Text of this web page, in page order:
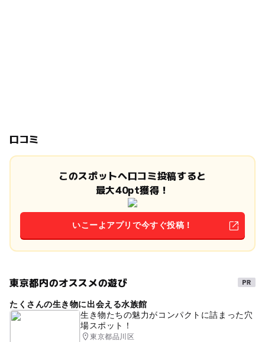
口コミ
このスポットへ口コミ投稿すると
最大40pt獲得！
いこーよアプリで今すぐ投稿！
東京都内のオススメの遊び
たくさんの生き物に出会える水族館
生き物たちの魅力がコンパクトに詰まった穴
場スポット！
東京都品川区